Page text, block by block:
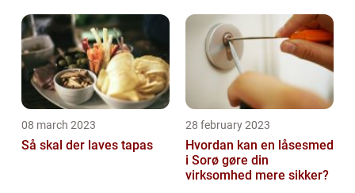
08 march 2023
Så skal der laves tapas
28 february 2023
Hvordan kan en låsesmed
i Sorø gøre din
virksomhed mere sikker?